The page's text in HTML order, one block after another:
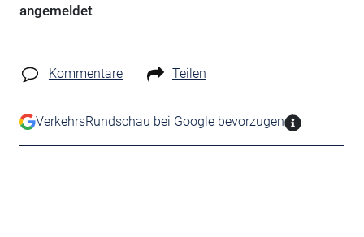
angemeldet
Kommentare Teilen
VerkehrsRundschau bei Google bevorzugen